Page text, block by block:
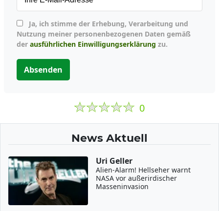
Nutzung meiner personenbezogenen Daten gemäß
der ausführlichen Einwilligungserklärung zu.
Absenden
0
News Aktuell
Uri Geller
Alien-Alarm! Hellseher warnt
NASA vor außerirdischer
Masseninvasion